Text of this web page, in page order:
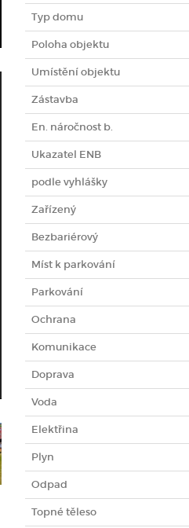
Typ domu
Poloha objektu
Umístění objektu
Zástavba
En. náročnost b.
Ukazatel ENB
podle vyhlášky
Zařízený
Bezbariérový
Míst k parkování
Parkování
Ochrana
Komunikace
Doprava
Voda
Elektřina
Plyn
Odpad
Topné těleso